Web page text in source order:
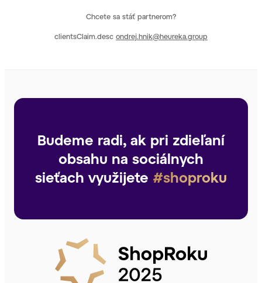
Chcete sa stáť partnerom?
clientsClaim.desc ondrej.hnik@heureka.group
Budeme radi, ak pri zdieľaní
obsahu na sociálnych
sieťach využijete #shoproku